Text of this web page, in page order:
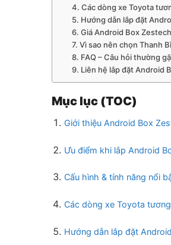
4. Các dòng xe Toyota
5. Hướng dẫn lắp đặt
6. Giá Android Box
7. Vì sao nên chọn Thanh
8. FAQ – Câu hỏi thường
9. Liên hệ lắp đặt Android
Mục lục (TOC)
Giới thiệu Android Box
Ưu điểm khi lắp Android
Cấu hình & tính năng nổi
Các dòng xe Toyota
Hướng dẫn lắp đặt